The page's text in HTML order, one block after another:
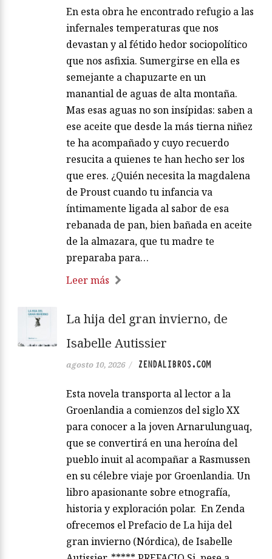
En esta obra he encontrado refugio a las
infernales temperaturas que nos
devastan y al fétido hedor sociopolítico
que nos asfixia. Sumergirse en ella es
semejante a chapuzarte en un
manantial de aguas de alta montaña.
Mas esas aguas no son insípidas: saben a
ese aceite que desde la más tierna niñez
te ha acompañado y cuyo recuerdo
resucita a quienes te han hecho ser los
que eres. ¿Quién necesita la magdalena
de Proust cuando tu infancia va
íntimamente ligada al sabor de esa
rebanada de pan, bien bañada en aceite
de la almazara, que tu madre te
preparaba para…
Leer más
La hija del gran invierno, de
Isabelle Autissier
agosto 10, 2026 / ZENDALIBROS.COM
Esta novela transporta al lector a la
Groenlandia a comienzos del siglo XX
para conocer a la joven Arnarulunguaq,
que se convertirá en una heroína del
pueblo inuit al acompañar a Rasmussen
en su célebre viaje por Groenlandia. Un
libro apasionante sobre etnografía,
historia y exploración polar. En Zenda
ofrecemos el Prefacio de La hija del
gran invierno (Nórdica), de Isabelle